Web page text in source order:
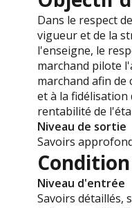
Dans le respect
vigueur et de la
l'enseigne, le
marchand pilote
marchand afin
et à la
rentabilité de
Niveau de sortie
Savoirs
Niveau d'entrée
Savoirs détaillés,